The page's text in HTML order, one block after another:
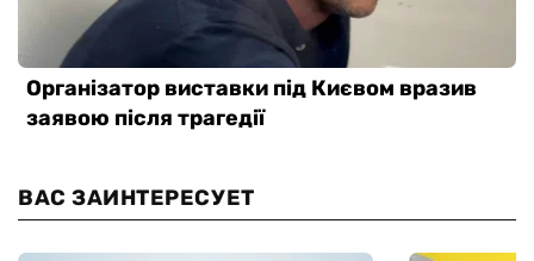
ВАС ЗАИНТЕРЕСУЕТ